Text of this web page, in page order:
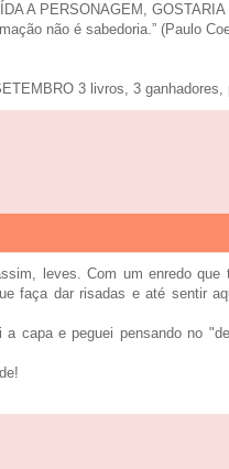
A PERSONAGEM, GOSTARIA
não é sabedoria.” (Paulo
3 livros, 3 ganhadores,
leves. Com um enredo que
faça dar risadas e até sentir
a capa e peguei pensando no